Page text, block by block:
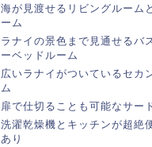
海が見渡せるリビングルーム
ーム
ラナイの景色まで見通せるバ
ーベッドルーム
広いラナイがついているセカ
ム
扉で仕切ることも可能なサー
洗濯乾燥機とキッチンが超絶
あり